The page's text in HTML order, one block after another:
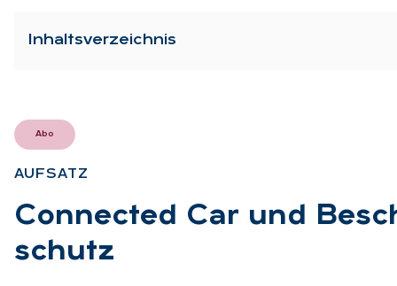
Inhaltsverzeichnis
Abo
AUF­SATZ
:
Con­nec­ted Car und
schutz